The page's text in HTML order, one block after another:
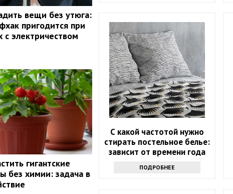
вещи без утюга:
пригодится при
с электричеством
гигантские
без химии: задача в
С какой частотой нужно
стирать постельное белье:
зависит от времени года
ПОДРОБНЕЕ